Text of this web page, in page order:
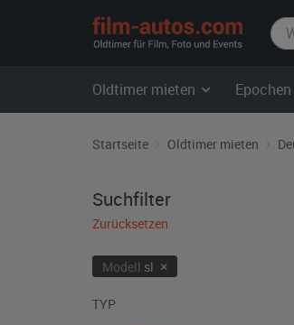
film-
Oldtimer mieten Epochen
Startseite Oldtimer mieten
Suchfilter
Zurücksetzen
Modell sl ×
TYP